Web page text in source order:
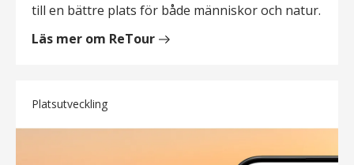
till en bättre plats för både människor och natur.
Läs mer om ReTour
Platsutveckling